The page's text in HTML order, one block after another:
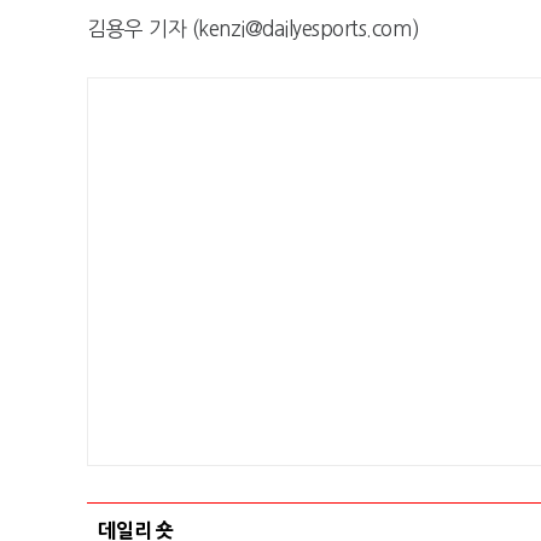
김용우 기자 (kenzi@dailyesports.com)
데일리 숏